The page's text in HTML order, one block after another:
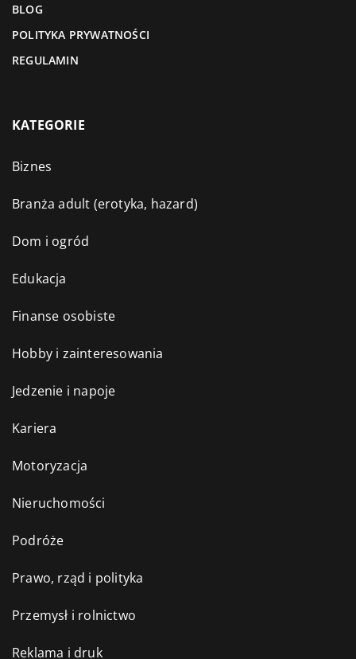
BLOG
POLITYKA PRYWATNOŚCI
REGULAMIN
KATEGORIE
Biznes
Branża adult (erotyka, hazard)
Dom i ogród
Edukacja
Finanse osobiste
Hobby i zainteresowania
Jedzenie i napoje
Kariera
Motoryzacja
Nieruchomości
Podróże
Prawo, rząd i polityka
Przemysł i rolnictwo
Reklama i druk